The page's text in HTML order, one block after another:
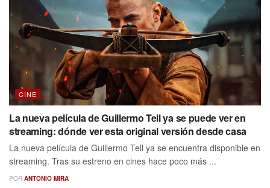
CINE
La nueva película de Guillermo Tell ya se puede ver en
streaming: dónde ver esta original versión desde casa
La nueva película de Guillermo Tell ya se encuentra disponible en
streaming. Tras su estreno en cines hace poco más ...
POR ANTONIO MIRA